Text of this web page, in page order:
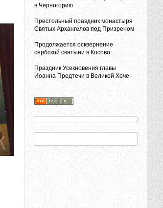
в Черногорию
Престольный праздник монастыря
Святых Архангелов под Призреном
Продолжается осквернение
сербской святыни в Косово
Праздник Усекновения главы
Иоанна Предтечи в Великой Хоче